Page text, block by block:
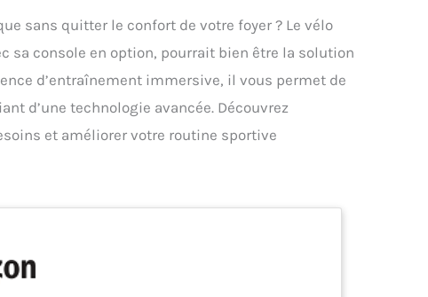
sans quitter le confort de votre foyer ? Le vélo
sa console en option, pourrait bien être la solution
d’entraînement immersive, il vous permet de
d’une technologie avancée. Découvrez
et améliorer votre routine sportive